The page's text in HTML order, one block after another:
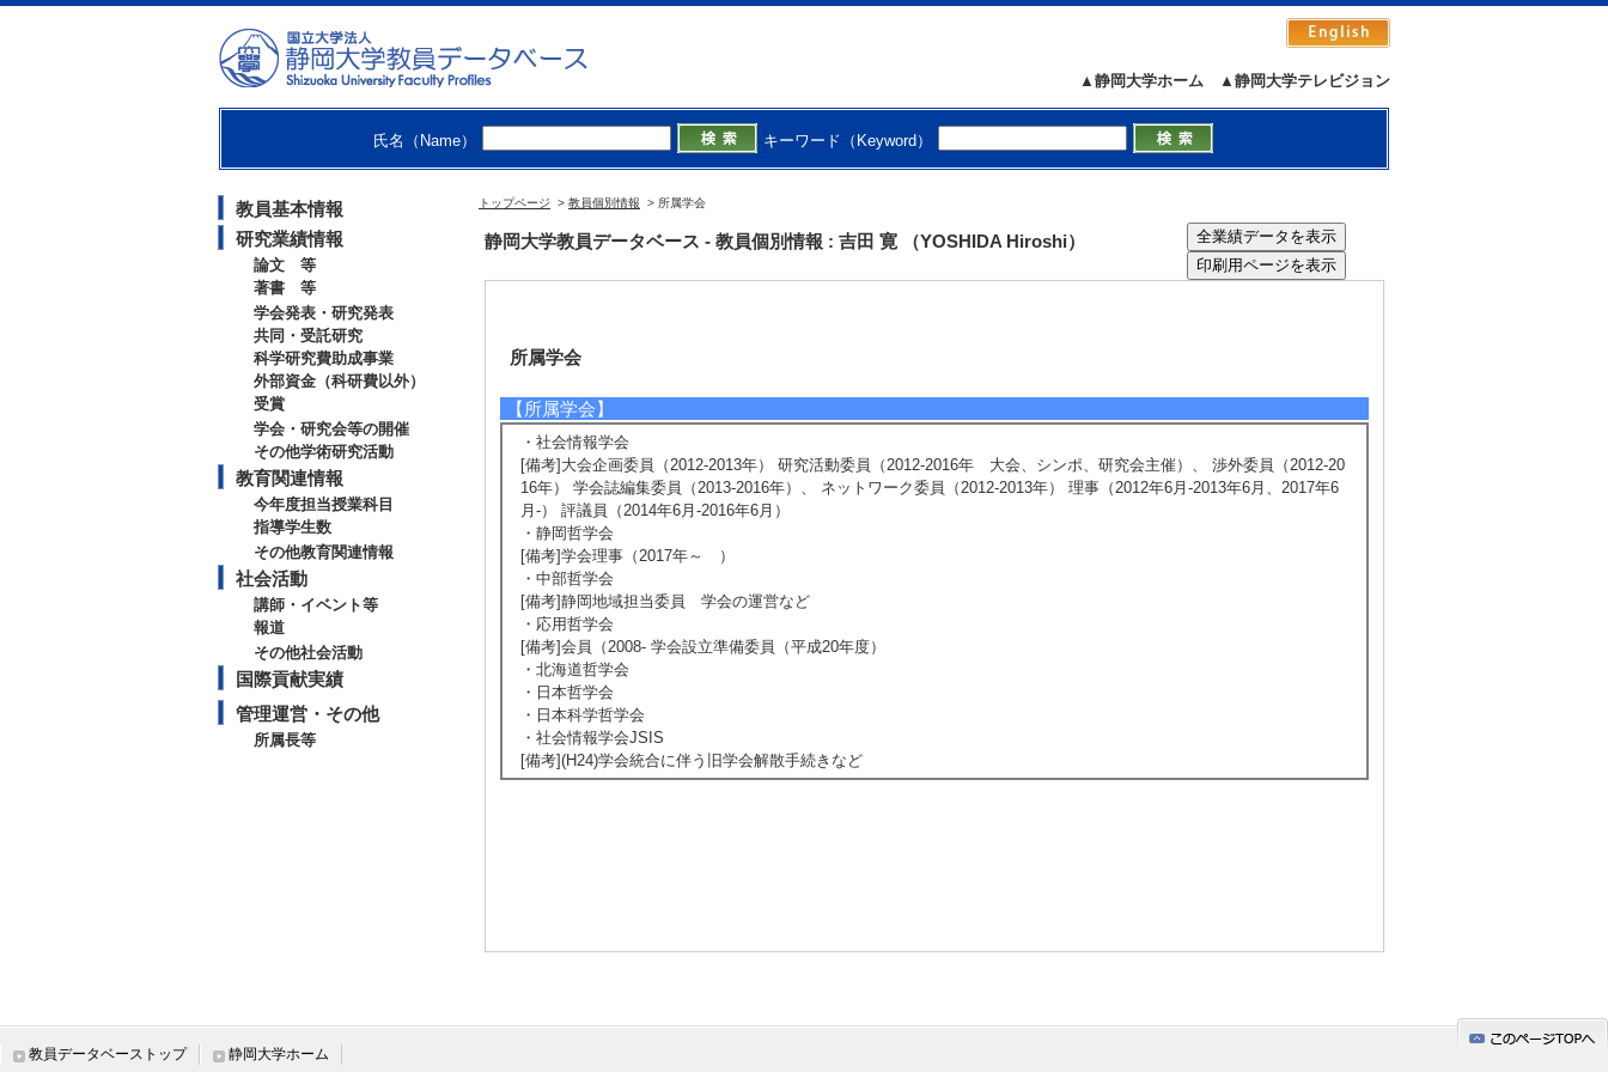
▲静岡大学テレビジョン
▲静岡大学ホーム
氏名（Name） キーワード（Keyword）
教員基本情報
研究業績情報
論文 等
著書 等
学会発表・研究発表
共同・受託研究
科学研究費助成事業
外部資金（科研費以外）
受賞
学会・研究会等の開催
その他学術研究活動
教育関連情報
今年度担当授業科目
指導学生数
その他教育関連情報
社会活動
講師・イベント等
報道
その他社会活動
国際貢献実績
管理運営・その他
所属長等
トップページ > 教員個別情報 > 所属学会
静岡大学教員データベース - 教員個別情報 : 吉田 寛 （YOSHIDA Hiroshi）
所属学会
【所属学会】
・社会情報学会
[備考]大会企画委員（2012-2013年） 研究活動委員（2012-2016年 大会、シンポ、研究会主催）、 渉外委員（2012-20
16年） 学会誌編集委員（2013-2016年）、 ネットワーク委員（2012-2013年） 理事（2012年6月-2013年6月、2017年6
月-） 評議員（2014年6月-2016年6月）
・静岡哲学会
[備考]学会理事（2017年～ ）
・中部哲学会
[備考]静岡地域担当委員 学会の運営など
・応用哲学会
[備考]会員（2008- 学会設立準備委員（平成20年度）
・北海道哲学会
・日本哲学会
・日本科学哲学会
・社会情報学会JSIS
[備考](H24)学会統合に伴う旧学会解散手続きなど
教員データベーストップ 静岡大学ホーム